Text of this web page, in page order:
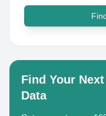
Find Your
Data